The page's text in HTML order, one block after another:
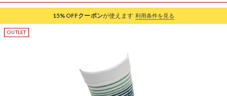
15%OFFクーポンが使えます 利用条件を見る